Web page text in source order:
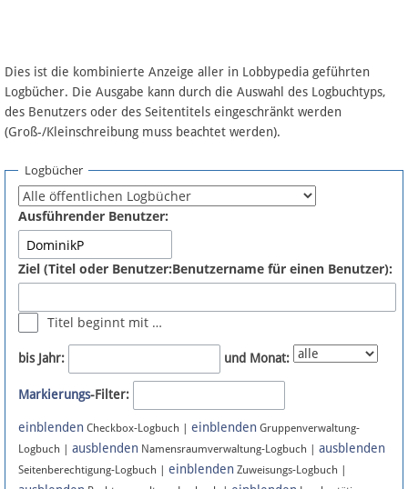
Artikel nach Kategorien
FAQ
Fördermitglied werden
Fehler melden
Newsletter
Bluesky
Facebook
Instagram
Dies ist die kombinierte Anzeige aller in Lobbypedia geführten
Logbücher. Die Ausgabe kann durch die Auswahl des Logbuchtyps,
des Benutzers oder des Seitentitels eingeschränkt werden
(Groß-/Kleinschreibung muss beachtet werden).
Logbücher
Ausführender Benutzer:
Ziel (Titel oder Benutzer:Benutzername für einen Benutzer):
Titel beginnt mit …
bis Jahr: und Monat:
Markierungs-Filter:
einblenden Checkbox-Logbuch | einblenden Gruppenverwaltung-
Logbuch | ausblenden Namensraumverwaltung-Logbuch | ausblenden
Seitenberechtigung-Logbuch | einblenden Zuweisungs-Logbuch |